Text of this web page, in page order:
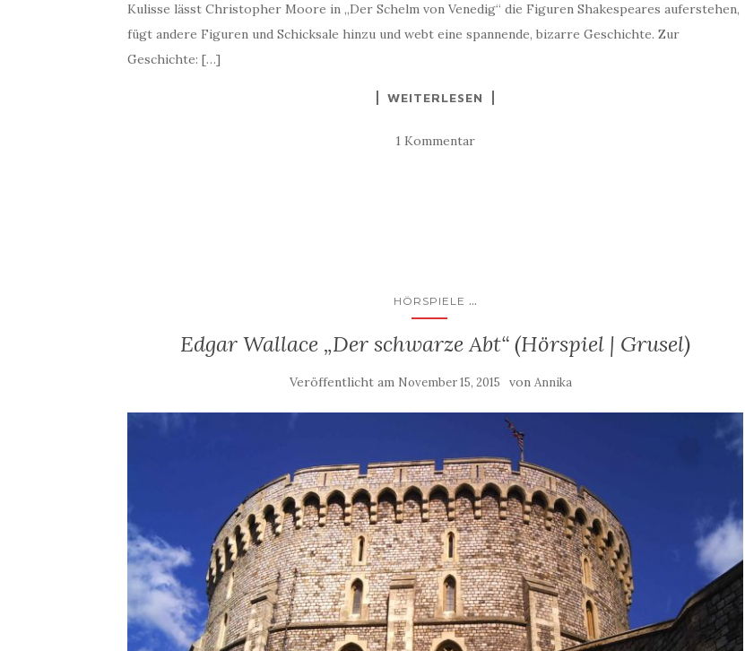
Kulisse lässt Christopher Moore in „Der Schelm von Venedig“ die Figuren Shakespeares auferstehen,
fügt andere Figuren und Schicksale hinzu und webt eine spannende, bizarre Geschichte. Zur
Geschichte: […]
WEITERLESEN
1 Kommentar
HÖRSPIELE ...
Edgar Wallace „Der schwarze Abt“ (Hörspiel | Grusel)
Veröffentlicht am November 15, 2015 von Annika